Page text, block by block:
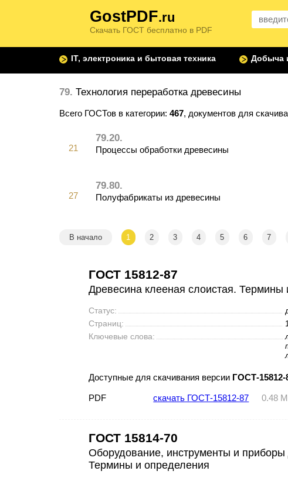
GostPDF.ru
Скачать ГОСТ бесплатно в PDF
IT, электроника и бытовая техника Добыча
79. Технология переработка древесины
Всего ГОСТов в категории: 467, документов для
79.20.
Процессы обработки древесины
21
79.80.
Полуфабрикаты из древесины
27
В начало 1 2 3 4 5 6 7
ГОСТ 15812-87
Древесина клееная слоистая. Термины
Статус:
Страниц:
Ключевые слова:
Доступные для скачивания версии ГОСТ-15812-
PDF скачать ГОСТ-15812-87 0.48
ГОСТ 15814-70
Оборудование, инструменты и
Термины и определения